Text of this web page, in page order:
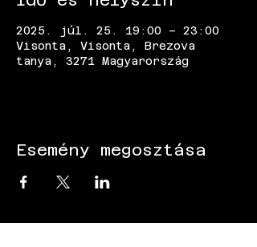
2025. júl. 25. 19:00 – 23:00
Visonta, Visonta, Brezova
tanya, 3271 Magyarország
Esemény megosztása